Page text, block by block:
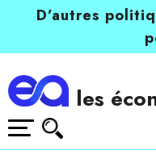
D’autres
les